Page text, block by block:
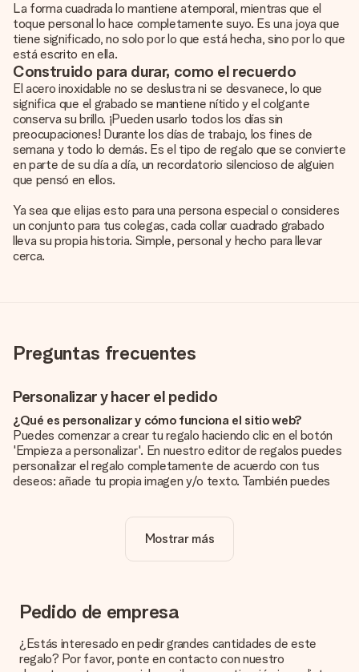
La forma cuadrada lo mantiene atemporal, mientras que el
toque personal lo hace completamente suyo. Es una joya que
tiene significado, no solo por lo que está hecha, sino por lo que
está escrito en ella.
Construido para durar, como el recuerdo
El acero inoxidable no se deslustra ni se desvanece, lo que
significa que el grabado se mantiene nítido y el colgante
conserva su brillo. ¡Pueden usarlo todos los días sin
preocupaciones! Durante los días de trabajo, los fines de
semana y todo lo demás. Es el tipo de regalo que se convierte
en parte de su día a día, un recordatorio silencioso de alguien
que pensó en ellos.
Ya sea que elijas esto para una persona especial o consideres
un conjunto para tus colegas, cada collar cuadrado grabado
lleva su propia historia. Simple, personal y hecho para llevar
cerca.
Preguntas frecuentes
Personalizar y hacer el pedido
¿Qué es personalizar y cómo funciona el sitio web?
Puedes comenzar a crear tu regalo haciendo clic en el botón
'Empieza a personalizar'. En nuestro editor de regalos puedes
personalizar el regalo completamente de acuerdo con tus
deseos: añade tu propia imagen y/o texto. También puedes
¿La personalización está incluida en el precio?
El precio que se muestra en el sitio web incluye la
¿Cómo puedo saber si mi imagen tiene la calidad
adecuada?
satisfecho con tu regalo. Por eso es importante utilizar fotos
de alta calidad. Si no estás seguro de la calidad de la imagen,
Mostrar más
Pedido de empresa
¿Estás interesado en pedir grandes cantidades de este
regalo? Por favor, ponte en contacto con nuestro